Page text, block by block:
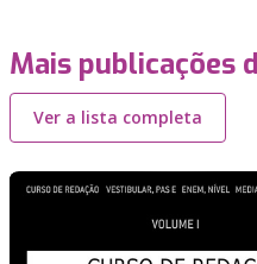
Mais publicações
Ver a lista completa